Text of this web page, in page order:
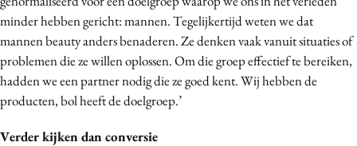
minder hebben gericht: mannen. Tegelijkertijd weten we dat
mannen beauty anders benaderen. Ze denken vaak vanuit situaties of
problemen die ze willen oplossen. Om die groep effectief te bereiken,
hadden we een partner nodig die ze goed kent. Wij hebben de
producten, bol heeft de doelgroep.’
Verder kijken dan conversie